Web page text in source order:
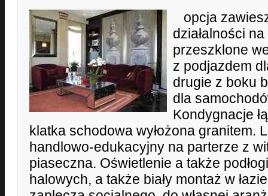
opcja
działalności
przeszklone
z podjazdem
drugie z boku
dla
Kondygnacje
klatka schodowa wyłożona granitem.
handlowo-edukacyjny na parterze z
piaseczna. Oświetlenie a także
halowych, a także biały montaż w